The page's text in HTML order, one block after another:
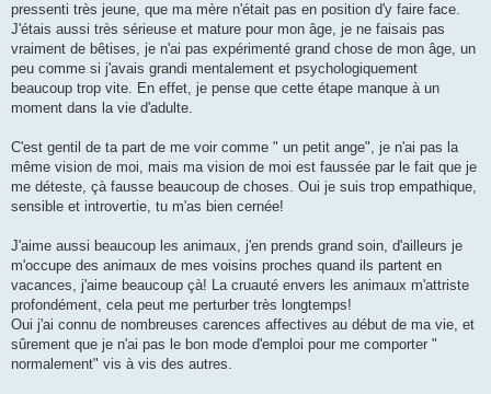
pressenti très jeune, que ma mère n'était pas en position d'y faire face.
J'étais aussi très sérieuse et mature pour mon âge, je ne faisais pas
vraiment de bêtises, je n'ai pas expérimenté grand chose de mon âge, un
peu comme si j'avais grandi mentalement et psychologiquement
beaucoup trop vite. En effet, je pense que cette étape manque à un
moment dans la vie d'adulte.
C'est gentil de ta part de me voir comme " un petit ange", je n'ai pas la
même vision de moi, mais ma vision de moi est faussée par le fait que je
me déteste, çà fausse beaucoup de choses. Oui je suis trop empathique,
sensible et introvertie, tu m'as bien cernée!
J'aime aussi beaucoup les animaux, j'en prends grand soin, d'ailleurs je
m'occupe des animaux de mes voisins proches quand ils partent en
vacances, j'aime beaucoup çà! La cruauté envers les animaux m'attriste
profondément, cela peut me perturber très longtemps!
Oui j'ai connu de nombreuses carences affectives au début de ma vie, et
sûrement que je n'ai pas le bon mode d'emploi pour me comporter "
normalement" vis à vis des autres.